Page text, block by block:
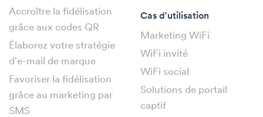
Accroître la fidélisation
grâce aux codes QR
Élaborez votre stratégie
d'e-mail de marque
Favoriser la fidélisation
grâce au marketing par
SMS
Cas d'utilisation
Marketing WiFi
WiFi invité
WiFi social
Solutions de portail
captif